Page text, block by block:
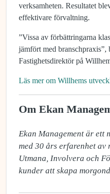
verksamheten. Resultatet
effektivare förvaltning.
”Vissa av förbättringarna
jämfört med branschpraxis”,
Fastighetsdirektör på
Läs mer om Willhems
Om Ekan
Ekan Management är ett
med 30 års erfarenhet av
Utmana, Involvera och
kunder att skapa